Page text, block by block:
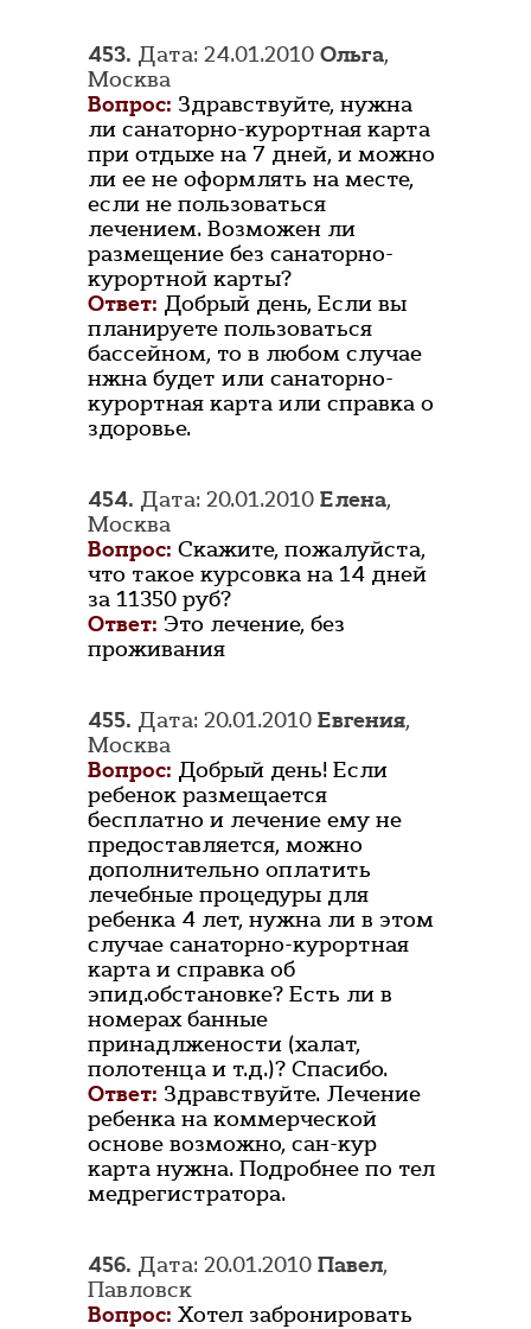
453. Дата: 24.01.2010 Ольга,
Москва
Вопрос: Здравствуйте, нужна
ли санаторно-курортная карта
при отдыхе на 7 дней, и можно
ли ее не оформлять на месте,
если не пользоваться
лечением. Возможен ли
размещение без санаторно-
курортной карты?
Ответ: Добрый день, Если вы
планируете пользоваться
бассейном, то в любом случае
нжна будет или санаторно-
курортная карта или справка о
здоровье.
454. Дата: 20.01.2010 Елена,
Москва
Вопрос: Скажите, пожалуйста,
что такое курсовка на 14 дней
за 11350 руб?
Ответ: Это лечение, без
проживания
455. Дата: 20.01.2010 Евгения,
Москва
Вопрос: Добрый день! Если
ребенок размещается
бесплатно и лечение ему не
предоставляется, можно
дополнительно оплатить
лечебные процедуры для
ребенка 4 лет, нужна ли в этом
случае санаторно-курортная
карта и справка об
эпид.обстановке? Есть ли в
номерах банные
принадлжености (халат,
полотенца и т.д.)? Спасибо.
Ответ: Здравствуйте. Лечение
ребенка на коммерческой
основе возможно, сан-кур
карта нужна. Подробнее по тел
медрегистратора.
456. Дата: 20.01.2010 Павел,
Павловск
Вопрос: Хотел забронировать